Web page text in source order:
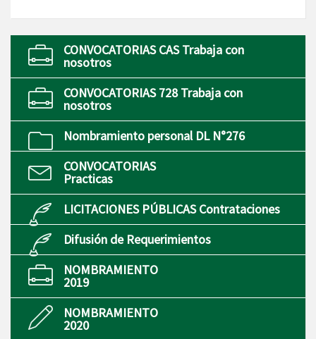
CONVOCATORIAS CAS Trabaja con
nosotros
CONVOCATORIAS 728 Trabaja con
nosotros
Nombramiento personal DL N°276
CONVOCATORIAS
Practicas
LICITACIONES PÚBLICAS Contrataciones
Difusión de Requerimientos
NOMBRAMIENTO
2019
NOMBRAMIENTO
2020